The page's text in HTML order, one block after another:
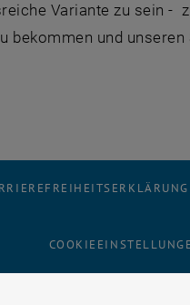
Variante zu sein -
und